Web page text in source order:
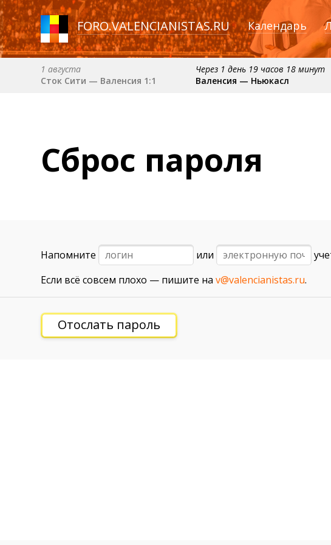
FORO.VALENCIANISTAS.RU Календарь
1 августа
Сток Сити — Валенсия 1:1
Через 1 день 19 часов 18 минут
Валенсия — Ньюкасл
Расинг — Валенсия
Валенсия — Атлетик
Сброс пароля
Напомните или
Если всё совсем плохо — пишите наv@valencianistas.ru.